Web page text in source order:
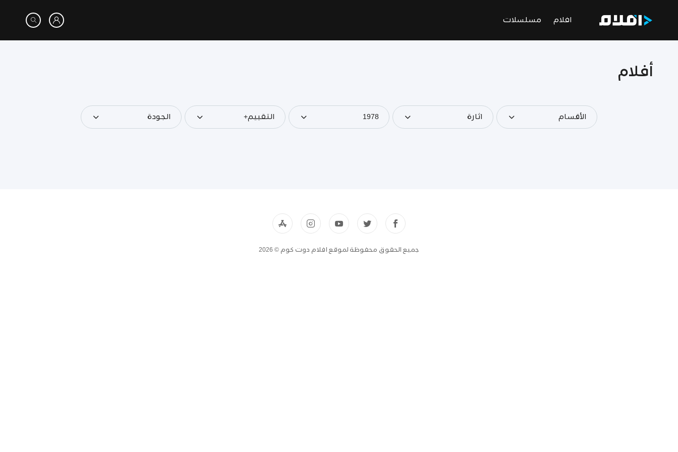
افلام مسلسلات
أفلام
الأقسام اثارة 1978 التقييم+ الجودة
جميع الحقوق محفوظة لموقع افلام دوت كوم © 2026